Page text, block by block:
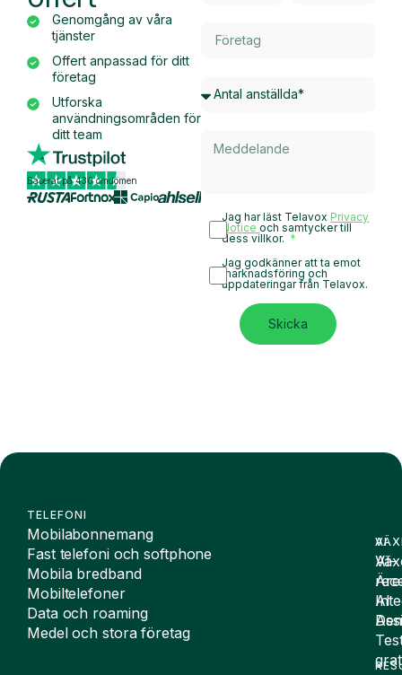
Genomgång av våra
tjänster
Offert anpassad för ditt
företag
Utforska
användningsområden för
ditt team
Baserat på 430 omdömen
Jag har läst Telavox Privacy
Noticeoch samtycker till
dess villkor.
Jag godkänner att ta emot
marknadsföring och
uppdateringar från Telavox.
Skicka
TELEFONI
Mobilabonnemang
Fast telefoni och softphone
Mobila bredband
Mobiltelefoner
Data och roaming
Medel och stora företag
AI
AI-
AI